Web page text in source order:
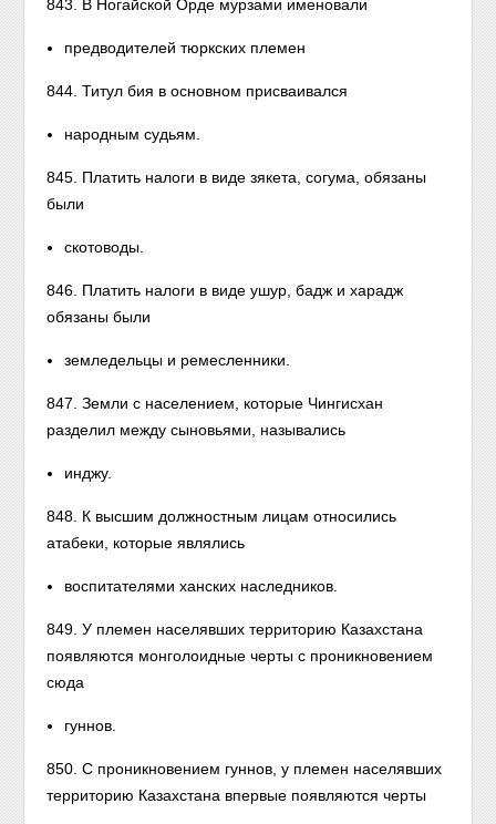
843. В Ногайской Орде мурзами именовали
предводителей тюркских племен
844. Титул бия в основном присваивался
народным судьям.
845. Платить налоги в виде зякета, согума, обязаны
были
скотоводы.
846. Платить налоги в виде ушур, бадж и харадж
обязаны были
земледельцы и ремесленники.
847. Земли с населением, которые Чингисхан
разделил между сыновьями, назывались
инджу.
848. К высшим должностным лицам относились
атабеки, которые являлись
воспитателями ханских наследников.
849. У племен населявших территорию Казахстана
появляются монголоидные черты с проникновением
сюда
гуннов.
850. С проникновением гуннов, у племен населявших
территорию Казахстана впервые появляются черты